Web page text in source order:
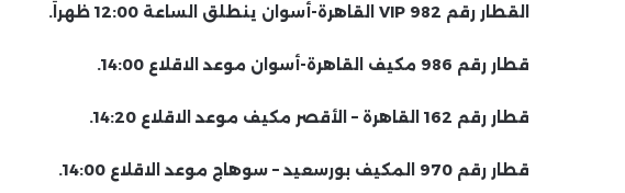
القطار رقم 982 VIP القاهرة-أسوان ينطلق الساعة 12:00 ظهراً.
قطار رقم 986 مكيف القاهرة-أسوان موعد الاقلاع 14:00.
قطار رقم 162 القاهرة – الأقصر مكيف موعد الاقلاع 14:20.
قطار رقم 970 المكيف بورسعيد – سوهاج موعد الاقلاع 14:00.